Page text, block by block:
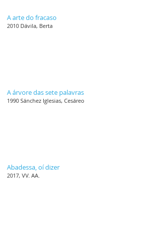
A arte do fracaso
2010 Dávila, Berta
A árvore das sete palavras
1990 Sánchez Iglesias, Cesáreo
Abadessa, oí dizer
2017, VV. AA.